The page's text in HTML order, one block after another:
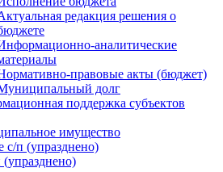
редакция решения о
аналитические
правовые акты (бюджет)
долг
поддержка субъектов
имущество
с/п (упразднено)